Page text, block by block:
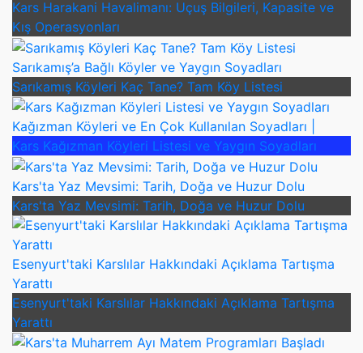
Kars Harakani Havalimanı: Uçuş Bilgileri, Kapasite ve
Kış Operasyonları
Sarıkamış’a Bağlı Köyler ve Yaygın Soyadları
Sarıkamış Köyleri Kaç Tane? Tam Köy Listesi
Kağızman Köyleri ve En Çok Kullanılan Soyadları |
Kars Kağızman Köyleri Listesi ve Yaygın Soyadları
Kars'ta Yaz Mevsimi: Tarih, Doğa ve Huzur Dolu
Kars'ta Yaz Mevsimi: Tarih, Doğa ve Huzur Dolu
Esenyurt'taki Karslılar Hakkındaki Açıklama Tartışma
Yarattı
Esenyurt'taki Karslılar Hakkındaki Açıklama Tartışma
Yarattı